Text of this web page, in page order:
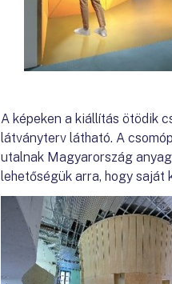
A képeken a kiállítás ötödik
látványterv látható. A
utalnak Magyarország
lehetőségük arra, hogy saját